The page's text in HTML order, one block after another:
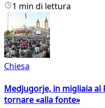
1 min di lettura
Chiesa
Medjugorje, in migliaia al
tornare «alla fonte»